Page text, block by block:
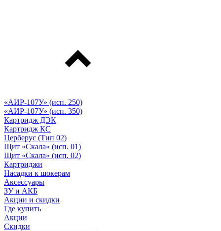
«АИР-107У» (исп. 250)
«АИР-107У» (исп. 350)
Картридж ДЭК
Картридж КС
Церберус (Тип 02)
Щит «Скала» (исп. 01)
Щит «Скала» (исп. 02)
Картриджи
Насадки к шокерам
Аксессуары
ЗУ и АКБ
Акции и скидки
Где купить
Акции
Скидки